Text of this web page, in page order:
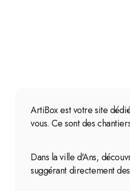
ArtiBox est votre site
vous. Ce sont des
Dans la ville d'Ans,
suggérant directement